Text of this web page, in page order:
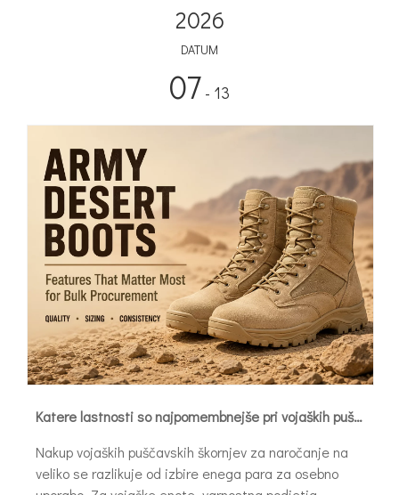
2026
DATUM
07 - 13
Katere lastnosti so najpomembnejše pri vojaških puščavskih škornjih za masovno nabavo
Nakup vojaških puščavskih škornjev za naročanje na
veliko se razlikuje od izbire enega para za osebno